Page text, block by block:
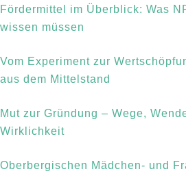
Fördermittel im Überblick: Was
wissen müssen
Vom Experiment zur
aus dem Mittelstand
Mut zur Gründung – Wege,
Wirklichkeit
Oberbergischen Mädchen- und